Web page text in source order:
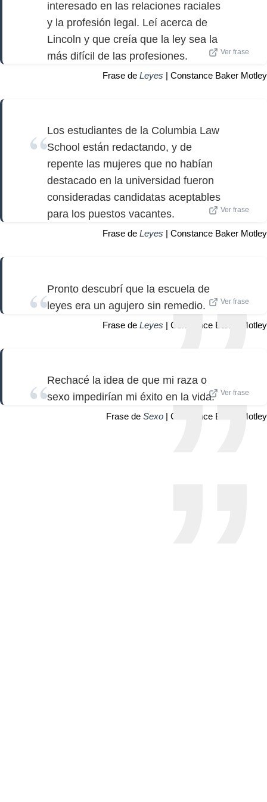
interesado en las relaciones raciales
y la profesión legal. Leí acerca de
Lincoln y que creía que la ley sea la
más difícil de las profesiones.
Ver frase
Frase de Leyes | Constance Baker Motley
Los estudiantes de la Columbia Law
School están redactando, y de
repente las mujeres que no habían
destacado en la universidad fueron
consideradas candidatas aceptables
para los puestos vacantes.
Ver frase
Frase de Leyes | Constance Baker Motley
Pronto descubrí que la escuela de
leyes era un agujero sin remedio.
Ver frase
Frase de Leyes | Constance Baker Motley
Rechacé la idea de que mi raza o
sexo impedirían mi éxito en la vida.
Ver frase
Frase de Sexo | Constance Baker Motley